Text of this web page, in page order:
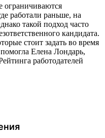
ограничиваются
работали раньше, на
такой подход часто
кандидата.
стоит задать во время
Елена Лондарь,
работодателей